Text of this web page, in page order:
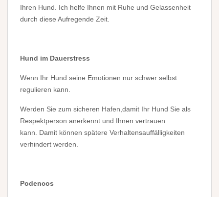
Ihren Hund. Ich helfe Ihnen mit Ruhe und Gelassenheit
durch diese Aufregende Zeit.
Hund im Dauerstress
Wenn Ihr Hund seine Emotionen nur schwer selbst
regulieren kann.
Werden Sie zum sicheren Hafen,damit Ihr Hund Sie als
Respektperson anerkennt und Ihnen vertrauen
kann. Damit können spätere Verhaltensauffälligkeiten
verhindert werden.
Podencos